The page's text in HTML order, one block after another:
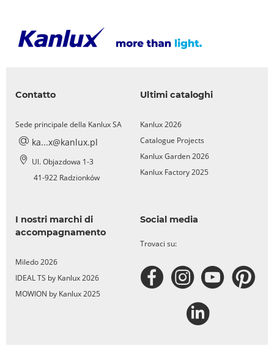
Contatto
Sede principale della Kanlux SA
ka...x@kanlux.pl
Ul. Objazdowa 1-3
41-922 Radzionków
Ultimi cataloghi
Kanlux 2026
Catalogue Projects
Kanlux Garden 2026
Kanlux Factory 2025
I nostri marchi di
accompagnamento
Miledo 2026
IDEAL TS by Kanlux 2026
MOWION by Kanlux 2025
Social media
Trovaci su: